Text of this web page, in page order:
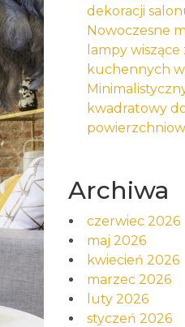
dekoracji
Nowoczesne
lampy wiszące
kuchennych
kwadratowy
Archiwa
czerwiec 2026
maj 2026
kwiecień 2026
marzec 2026
luty 2026
styczeń 2026